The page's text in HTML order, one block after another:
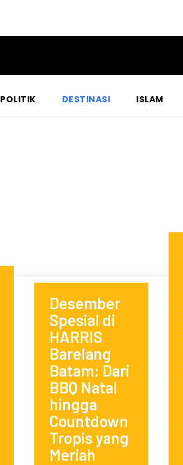
POLITIK DESTINASI ISLAM
Desember
Spesial di
HARRIS
Barelang
Batam: Dari
BBQ Natal
hingga
Countdown
Tropis yang
Meriah